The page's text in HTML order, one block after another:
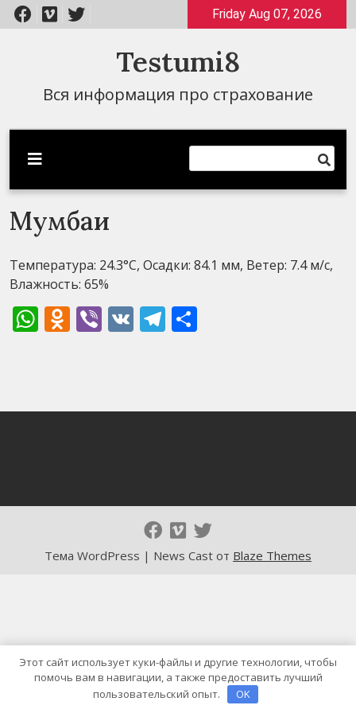
Перейти
к
Friday Aug 07, 2026
Testumi8
Вся информация про страхование
Мумбаи
Температура: 24.3°C, Осадки: 84.1 мм, Ветер: 7.4 м/с,
Влажность: 65%
WhatsApp
Odnoklassniki
Viber
VK Telegram
Тема WordPress | News Cast от Blaze Themes
Этот сайт использует куки-файлы и другие технологии, чтобы
помочь вам в навигации, а также предоставить лучший
пользовательский опыт.
OK